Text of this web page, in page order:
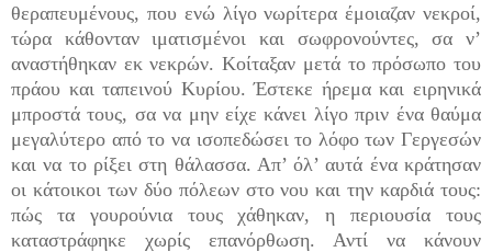
θεραπευμένους, που ενώ λίγο νωρίτερα έμοιαζαν νεκροί,
τώρα κάθονταν ιματισμένοι και σωφρονούντες, σα ν’
αναστήθηκαν εκ νεκρών. Κοίταξαν μετά το πρό­σωπο του
πράου και ταπεινού Κυρίου. Έστεκε ήρεμα και ειρηνικά
μπροστά τους, σα να μην είχε κάνει λίγο πριν ένα θαύμα
μεγαλύτερο από το να ισοπεδώσει το λόφο των Γεργεσών
και να το ρίξει στη θάλασσα. Απ’ όλ’ αυτά ένα κράτησαν
οι κάτοικοι των δύο πόλεων στο νου και την καρδιά τους:
πώς τα γουρούνια τους χάθηκαν, η περιουσία τους
καταστράφηκε χωρίς επανόρθωση. Αντί να κάνουν